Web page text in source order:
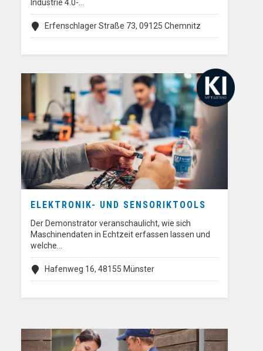
Industrie 4.0-…
Erfenschlager Straße 73, 09125 Chemnitz
ELEKTRONIK- UND SENSORIKTOOLS
Der Demonstrator veranschaulicht, wie sich
Maschinendaten in Echtzeit erfassen lassen und
welche…
Hafenweg 16, 48155 Münster